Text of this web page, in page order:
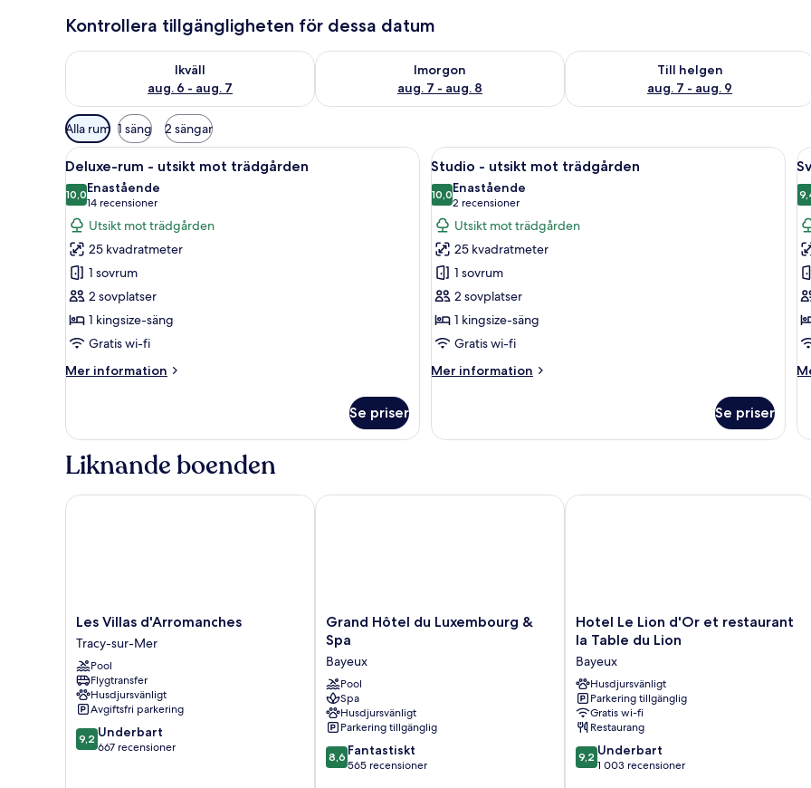
Kontrollera tillgängligheten för dessa datum
Ikväll
aug. 6 - aug. 7
Kontrollera tillgängligheten för ikväll aug. 6 - aug. 7
Imorgon
aug. 7 - aug. 8
Kontrollera tillgängligheten för imorgon aug. 7 - aug. 8
Till helgen
aug. 7 - aug. 9
Kontrollera tillgängligheten för den
Tillgängliga
filter
för
rum
Alla rum 1 säng 2 sängar
Öppna
alla
foton
för
Deluxe-
rum
-
utsikt
mot
trädgården
Ett hotellrum med en stor säng, ett skrivbord, en stol och ett litet bord.
9
Deluxe-rum - utsikt mot trädgården
10,010,0 av 10
Enastående
14 recensioner
(14 recensioner)
Utsikt mot trädgården
25 kvadratmeter
1 sovrum
2 sovplatser
1 kingsize-säng
Gratis wi-fi
Mer information
Mer
rum
utsikt
trädgården
Se priser
Öppna
alla
foton
för
Studio
-
utsikt
mot
trädgården
Ett hotellrum med en säng, två
4
Studio - utsikt mot trädgården
10,010,0 av 10
Enastående
2 recensioner
(2 recensioner)
Utsikt mot trädgården
25 kvadratmeter
1 sovrum
2 sovplatser
1 kingsize-säng
Gratis wi-fi
Mer information
Mer
-
Se priser
-
-
Liknande boenden
Les
Villas
d'Arromanches
Tracy-
sur-
Mer
Les Villas d'Arromanches
Tracy-sur-Mer
Pool
Flygtransfer
Husdjursvänligt
Avgiftsfri parkering
9.2
av
9,2 Underbart
667 recensioner
Les Villas d'Arromanches
Grand
Hôtel
du
Luxembourg
&
Spa
Bayeux
Grand Hôtel du Luxembourg &
Spa
Bayeux
Pool
Spa
Husdjursvänligt
Parkering tillgänglig
8.6
av
8,6 Fantastiskt
565 recensioner
Grand Hôtel du Luxembourg & Spa
Hotel
Le
d'Or
et
restaurant
la
Table
du
Lion
Hotel Le Lion d'Or et restaurant
la Table du Lion
Bayeux
Husdjursvänligt
Parkering tillgänglig
Gratis wi-fi
Restaurang
9.2
av
9,2 Underbart
1 003 recensioner
Hotel Le Lion d'Or et restaurant la